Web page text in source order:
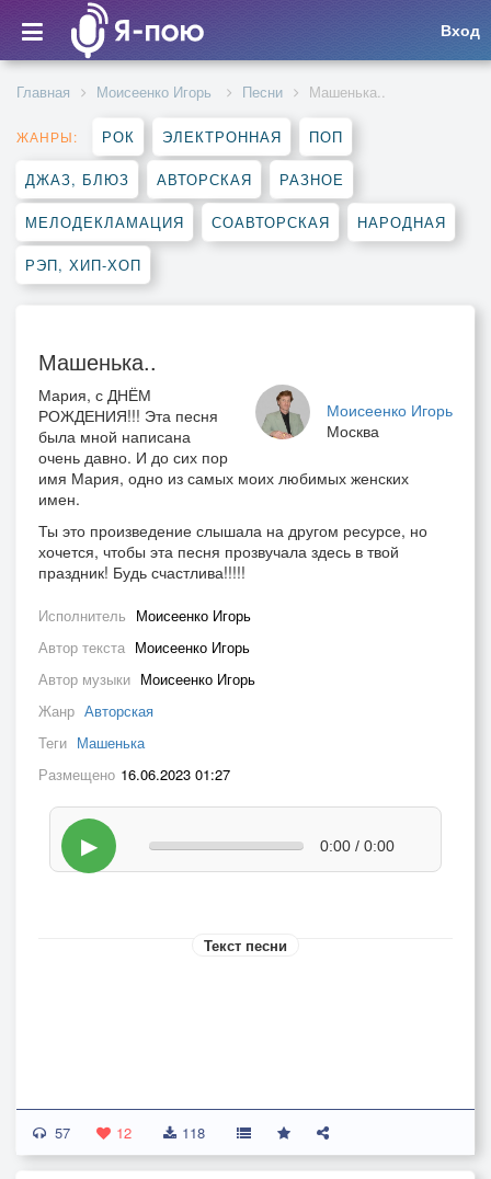
Вход
Главная Моисеенко Игорь Песни Машенька..
ЖАНРЫ: РОК ЭЛЕКТРОННАЯ ПОП
ДЖАЗ, БЛЮЗ АВТОРСКАЯ РАЗНОЕ
МЕЛОДЕКЛАМАЦИЯ СОАВТОРСКАЯ НАРОДНАЯ
РЭП, ХИП-ХОП
Машенька..
Моисеенко Игорь
Москва
Мария, с ДНЁМ
РОЖДЕНИЯ!!! Эта песня
была мной написана
очень давно. И до сих пор
имя Мария, одно из самых моих любимых женских
имен.
Ты это произведение слышала на другом ресурсе, но
хочется, чтобы эта песня прозвучала здесь в твой
праздник! Будь счастлива!!!!!
Исполнитель Моисеенко Игорь
Автор текста Моисеенко Игорь
Автор музыки Моисеенко Игорь
Жанр Авторская
Теги Машенька
Размещено 16.06.2023 01:27
▶ 0:00 / 0:00
Текст песни
57 12 118